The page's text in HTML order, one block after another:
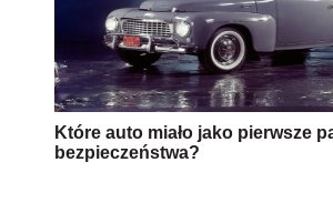
Które auto miało jako pierwsze
bezpieczeństwa?